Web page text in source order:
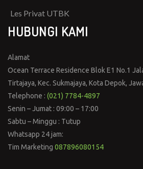
Les Privat UTBK
HUBUNGI KAMI
Alamat
Ocean Terrace Residence Blok E1 No.1
Tirtajaya, Kec. Sukmajaya, Kota Depok,
Telephone : (021) 7784-4897
Senin – Jumat : 09:00 – 17:00
Sabtu – Minggu : Tutup
Whatsapp 24 jam:
Tim Marketing 087896080154